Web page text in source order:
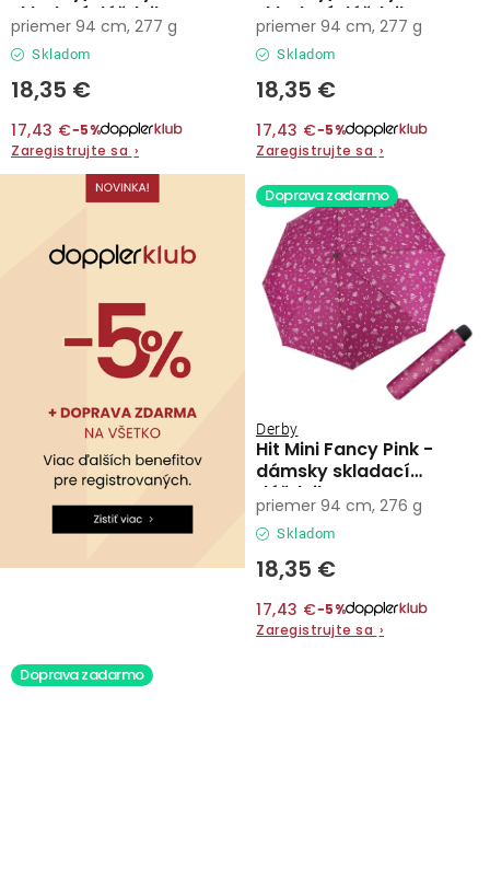
v
skladací dáždnik
Skladom
18,35 €
17,43 €−5%
Zaregistrujte sa ›
priemer 94 cm, 277 g
skladací dáždnik
Skladom
18,35 €
17,43 €−5%
Zaregistrujte sa ›
priemer 94 cm, 277 g
Doprava zadarmo
Hit Mini Fancy Pink -
dámsky skladací
dáždnik
Derby
Skladom
18,35 €
17,43 €−5%
Zaregistrujte sa ›
priemer 94 cm, 276 g
Doprava zadarmo